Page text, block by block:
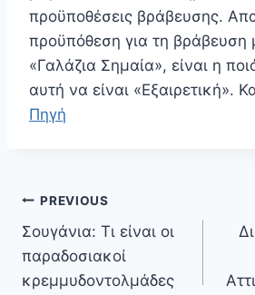
προϋποθέσεις βράβευσης.
προϋπόθεση για τη βράβευση
«Γαλάζια Σημαία», είναι η
αυτή να είναι «Εξαιρετική».
Πηγή
Πλοήγηση
άρθρων
PREVIOUS
Σουγάνια: Τι είναι οι
παραδοσιακοί
κρεμμυδοντολμάδες